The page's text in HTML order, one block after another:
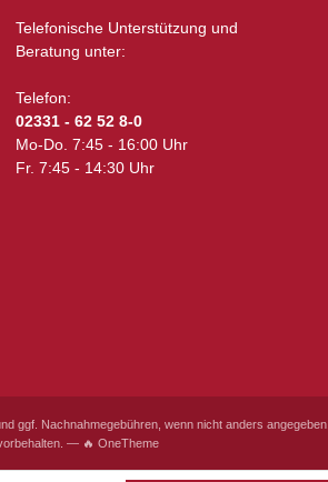
Telefonische Unterstützung und
Beratung unter:
Telefon:
02331 - 62 52 8-0
Mo-Do. 7:45 - 16:00 Uhr
Fr. 7:45 - 14:30 Uhr
ggf. Nachnahmegebühren, wenn nicht anders angegeben.
— 🔥 OneTheme